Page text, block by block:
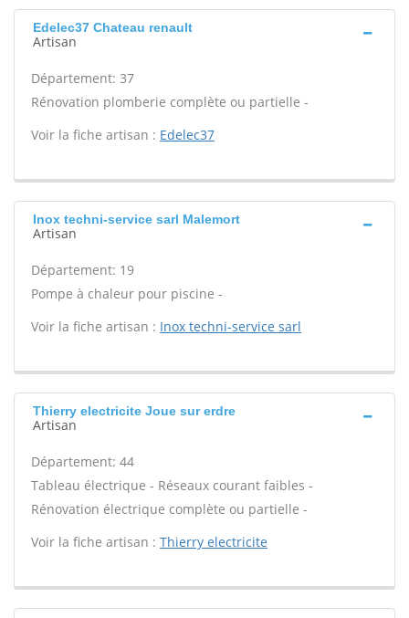
Edelec37 Chateau renault
Artisan
Département: 37
Rénovation plomberie complète ou partielle -
Voir la fiche artisan : Edelec37
Inox techni-service sarl Malemort
Artisan
Département: 19
Pompe à chaleur pour piscine -
Voir la fiche artisan : Inox techni-service sarl
Thierry electricite Joue sur erdre
Artisan
Département: 44
Tableau électrique - Réseaux courant faibles -
Rénovation électrique complète ou partielle -
Voir la fiche artisan : Thierry electricite